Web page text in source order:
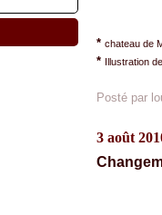
* chateau de
* Illustration
Posté par
3 août